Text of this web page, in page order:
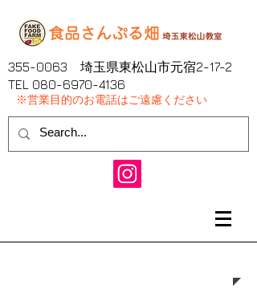
355-0063 埼玉県東松山市元宿2-17-2
​TEL 080-6970-4136
※営業目的のお電話はご遠慮ください